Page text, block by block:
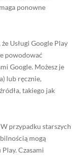
ponowne
Usługi Google Play
powodować
Google. Możesz je
lub ręcznie,
takiego jak
W przypadku starszych
mogą
Czasami